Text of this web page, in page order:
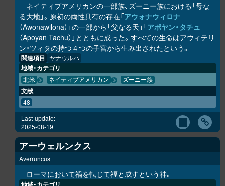
ネイティブアメリカンの一部族、ズーニー族における「母な
る大地」。原初の両性具有の存在「アウォナウィロナ
（Awonawilona）」の一部から「父なる天」「アポヤン・タチュ
（Apoyan Tachu）」とともに成った。すべての生命はアウィテリ
ン・ツィタの持つ４つの子宮から生み出されたという。
関連項目 ヤナウルハ
地域・カテゴリ
北米 ネイティブアメリカン ズーニー族
文献
48
Last-update:
2025-08-19
アーウェルンクス
Averruncus
ローマにおいて禍を転じて福と成すという神。